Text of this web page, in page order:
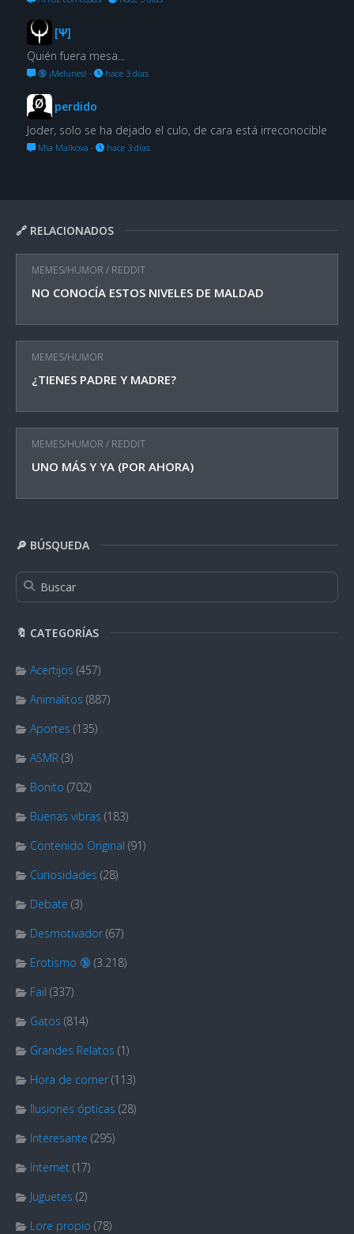
🔗 RELACIONADOS
MEMES/HUMOR / REDDIT
NO CONOCÍA ESTOS NIVELES DE MALDAD
MEMES/HUMOR
¿TIENES PADRE Y MADRE?
MEMES/HUMOR / REDDIT
UNO MÁS Y YA (POR AHORA)
🔎 BÚSQUEDA
🔖 CATEGORÍAS
Acertijos (457)
Animalitos (887)
Aportes (135)
ASMR (3)
Bonito (702)
Buenas vibras (183)
Contenido Original (91)
Curiosidades (28)
Debate (3)
Desmotivador (67)
Erotismo 🔞 (3.218)
Fail (337)
Gatos (814)
Grandes Relatos (1)
Hora de comer (113)
Ilusiones ópticas (28)
Interesante (295)
Internet (17)
Juguetes (2)
Lore propio (78)
[Ψ]
Quién fuera mesa...
🔞 ¡Melunes! · hace 3 días
perdido
Joder, solo se ha dejado el culo, de cara está irreconocible
Mia Malkova · hace 3 días